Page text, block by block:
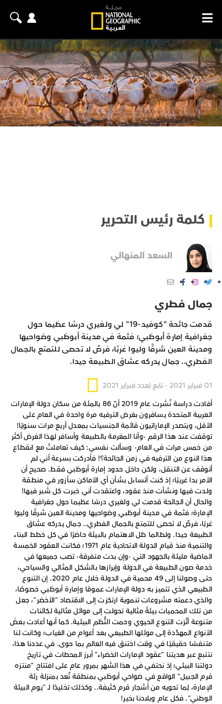
كلمة رئيس التحرير
السعد المنهالي
جمال فطري
قدمت جائحة "كوفيد-19" لي ولغيري درسًا عظيما حول
جغرافية إمارة أبوظبي؛ فثمة في مدينة أبوظبي وضواحيها
ومدينة العين شرقًا وليوا غربًا، فرصٌ لا تحصى للتمتع بالجمال
الفطري.. جمال يدركه عشاق الطبيعة جيدا.
01 فبراير 2021 - تابع لعدد فبراير 2021
أفادت دراسة نُشرت عام 2019 أنّ 86 بالمئة من سكان دولة الإمارات
العربية المتحدة يسافرون بغرض الترفيه مرة واحدة في العام على
الأقل، ويتصدر الإماراتيون قائمة الجنسيات بمعدل أربع مرات سنويًا!
توقفت عند هذا الرقم -وأنا المغرمة بالطبيعة وأسافر لهذا الغرض أكثر
من خمس مرات في العام- وسألت نفسي: كيف تعاملتُ مع انقطاع
هذا النوع من الترفيه في زمن الجائحة؟! فأدركت بسرعة أني لم
أتوقف عن التنقل، ولكن داخل حدود إمارة أبوظبي فقط. صحيح أن
الأمر بدا غريبًا؛ إذ كنت أتساءل بشأن أي الأماكن سأزور في منطقة
ولدت فيها ونشأت منذ عقود، واعتقدت أني خبرت كل شبر فيها!
والحال أن الجائحة قدمت لي ولغيري درسًا عظيما حول جغرافية
الإمارة؛ فثمة في مدينة أبوظبي وضواحيها ومدينة العين شرقًا وليوا
غربًا، فرصٌ لا تحصى للتمتع بالجمال الفطري.. جمال يدركه عشاق
الطبيعة جيدا. ولطالما ظل الاهتمام بالبيئة حاضرًا في كل خطط البناء
والتنمية منذ قيام الدولة الاتحادية عام 1971؛ فكانت العقود الخمسة
الماضية مليئة بالجهود التي -وإن بدت متفرقة- تصب جميعها في
خدمة صون الطبيعة في الدولة وإبرازها بالشكل المثالي والسياحي،
حتى وصولنا إلى 49 محمية في الدولة خلال عام 2020. إن التنوع
الطبيعي الذي تتميز به دولة الإمارات عمومًا وإمارة أبوظبي خصوصًا،
والذي دعمته مشروعات تنموية ارتكزت إلى الاقتصاد "الأخضر"، جعل
من تلك المحميات بيئةً مثالية تحولت إلى موائل مثالية لكائنات
متنوعة أثْرَت التنوع الحيوي وحمت النُّظم البيئية. كما أنها أعادت بعضَ
الأنواع المهدَّدة إلى موئلها الطبيعي بعد أعوام من الغياب؛ وكانت لنا
متنفسًا حقيقيًا في وقت اختنق فيه العالم بما حوى. في عددنا هذا،
نتتبع عبر هديتنا "عقود الإمارات الخضراء" أبرز المحطات في تاريخ
دولتنا البيئي؛ إذ نحتفي في هذا الشهر بمرور عام على افتتاح "منتزه
قرم الجبيل" الواقع في ضواحي أبوظبي بمنطقة تُعد بمنزلة رئة
الإمارة، لِما تحويه من أشجار قرم كثيفة.. وكذلك تخليدًا لـ "يوم البيئة
الوطني". فكل عام وبلادنا بخير!